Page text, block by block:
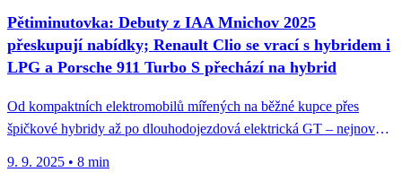
Pětiminutovka: Debuty z IAA Mnichov 2025
přeskupují nabídky; Renault Clio se vrací s hybridem i
LPG a Porsche 911 Turbo S přechází na hybrid
Od kompaktních elektromobilů mířených na běžné kupce přes
špičkové hybridy až po dlouhodojezdová elektrická GT – nejnovější
9. 9. 2025 • 8 min